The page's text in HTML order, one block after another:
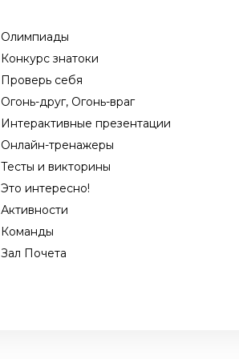
Олимпиады
Конкурс знатоки
Проверь себя
Огонь-друг, Огонь-враг
Интерактивные презентации
Онлайн-тренажеры
Тесты и викторины
Это интересно!
Активности
Команды
Зал Почета